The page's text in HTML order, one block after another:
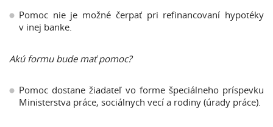
Pomoc nie je možné čerpať pri refinancovaní hypotéky
v inej banke.
Akú formu bude mať pomoc?
Pomoc dostane žiadateľ vo forme špeciálneho príspevku
Ministerstva práce, sociálnych vecí a rodiny (úrady práce).